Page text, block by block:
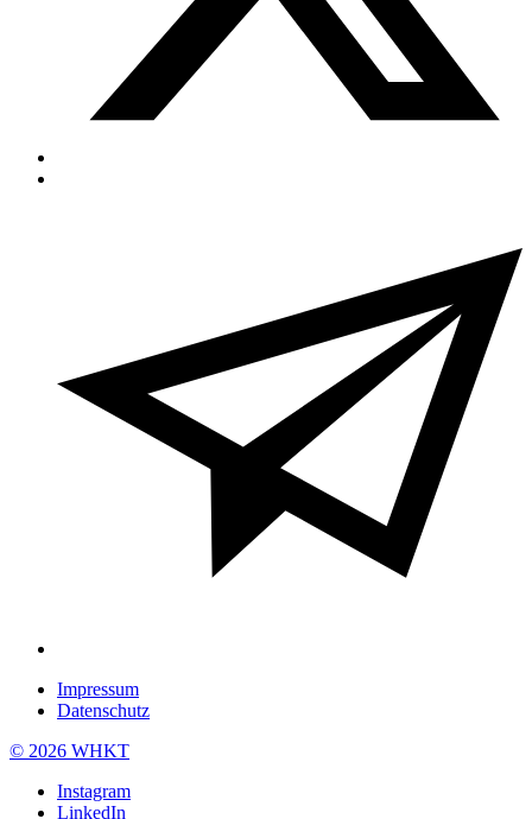
Impressum
Datenschutz
© 2026 WHKT
Instagram
LinkedIn